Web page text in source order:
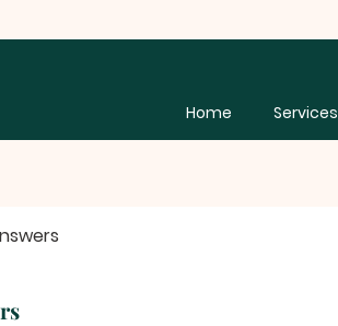
Home Services